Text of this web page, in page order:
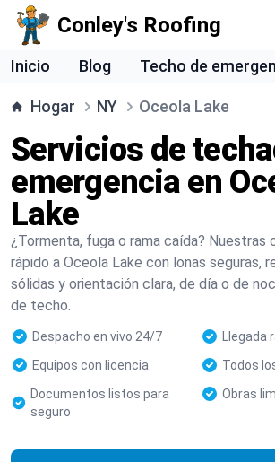
Conley's Roofing
Inicio Blog Techo de
Hogar NY Oceola Lake
Servicios de
emergencia en
Lake
¿Tormenta, fuga o rama caída? Nuestras
rápido a Oceola Lake con lonas seguras,
sólidas y orientación clara, de día o de
de techo.
Despacho en vivo 24/7
Llegada
Equipos con licencia
Todos
Documentos listos para
seguro
Obras